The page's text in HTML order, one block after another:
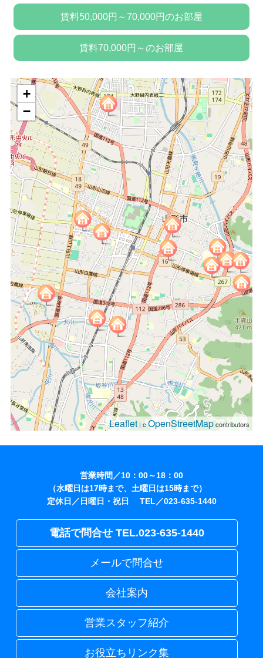
賃料50,000円～70,000円のお部屋
賃料70,000円～のお部屋
+
−
Leaflet| cOpenStreetMapcontributors